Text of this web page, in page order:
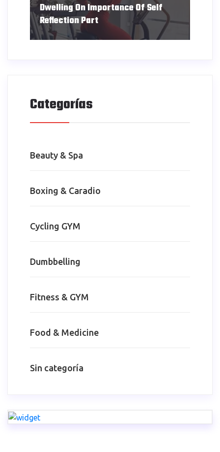
Dwelling On Importance Of Self
Reflection Part
Categorías
Beauty & Spa
Boxing & Caradio
Cycling GYM
Dumbbelling
Fitness & GYM
Food & Medicine
Sin categoría